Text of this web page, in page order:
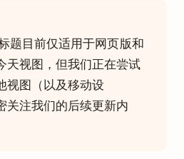
题目前仅适用于网页版和
天视图，但我们正在尝试
视图（以及移动设
关注我们的后续更新内